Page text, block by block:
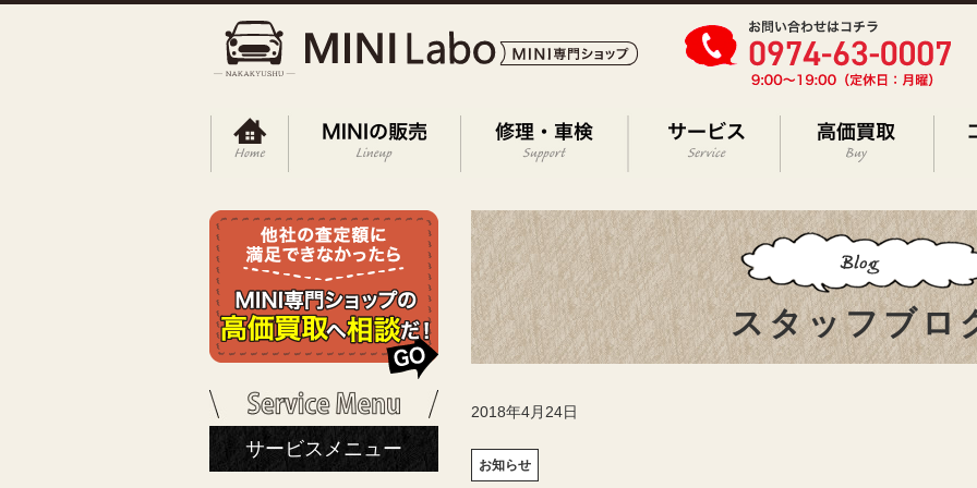
スタッフブロ
2018年4月24日
お知らせ
サービスメニュー